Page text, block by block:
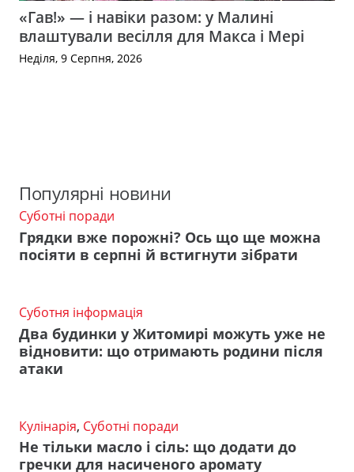
«Гав!» — і навіки разом: у Малині
влаштували весілля для Макса і Мері
Неділя, 9 Серпня, 2026
Популярні новини
Суботні поради
Грядки вже порожні? Ось що ще можна
посіяти в серпні й встигнути зібрати
Суботня інформація
Два будинки у Житомирі можуть уже не
відновити: що отримають родини після
атаки
Кулінарія, Суботні поради
Не тільки масло і сіль: що додати до
гречки для насиченого аромату